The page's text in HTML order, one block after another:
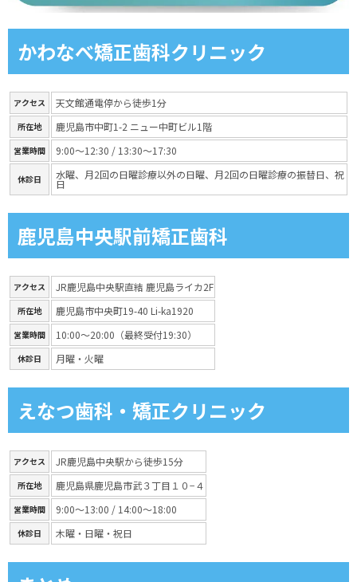
かわなべ矯正歯科クリニック
アクセス 天文館通電停から徒歩1分
所在地 鹿児島市中町1-2 ニュー中町ビル1階
営業時間 9:00〜12:30 / 13:30〜17:30
休診日 水曜、月2回の日曜診療以外の日曜、月2回の日曜診療の振替日、祝
日
鹿児島中央駅前矯正歯科
アクセス JR鹿児島中央駅直結 鹿児島ライカ2F
所在地 鹿児島市中央町19-40 Li-ka1920
営業時間 10:00〜20:00（最終受付19:30）
休診日 月曜・火曜
えなつ歯科・矯正クリニック
アクセス JR鹿児島中央駅から徒歩15分
所在地 鹿児島県鹿児島市武３丁目１０−４
営業時間 9:00〜13:00 / 14:00〜18:00
休診日 木曜・日曜・祝日